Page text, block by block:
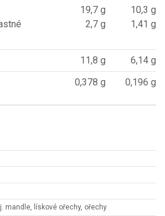
19,7 g
2,7 g
10,3 g
1,41 g
11,8 g
6,14 g
0,378 g 0,196 g
mandle, lískové ořechy, ořechy